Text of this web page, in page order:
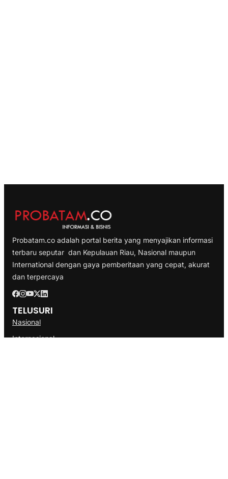
Probatam.co adalah portal berita yang menyajikan informasi
terbaru seputar dan Kepulauan Riau, Nasional maupun
International dengan gaya pemberitaan yang cepat, akurat
dan terpercaya
TELUSURI
Nasional
Internasional